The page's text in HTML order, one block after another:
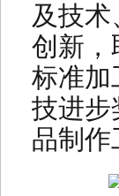
及技
创新，
标准加
技进步
品制作